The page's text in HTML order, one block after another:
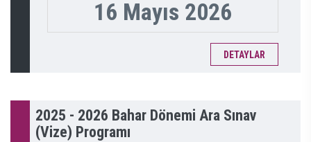
16 Mayıs 2026
DETAYLAR
2025 - 2026 Bahar Dönemi Ara Sınav
(Vize) Programı